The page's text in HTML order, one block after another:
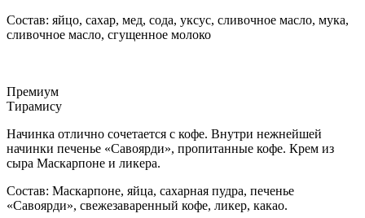
Состав: яйцо, сахар, мед, сода, уксус, сливочное масло, мука,
сливочное масло, сгущенное молоко
Премиум
Тирамису
Начинка отлично сочетается с кофе. Внутри нежнейшей
начинки печенье «Савоярди», пропитанные кофе. Крем из
сыра Маскарпоне и ликера.
Состав: Маскарпоне, яйца, сахарная пудра, печенье
«Савоярди», свежезаваренный кофе, ликер, какао.